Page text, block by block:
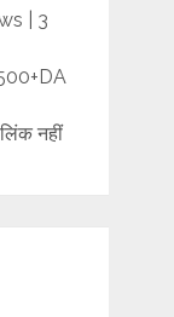
| 3
नहीं